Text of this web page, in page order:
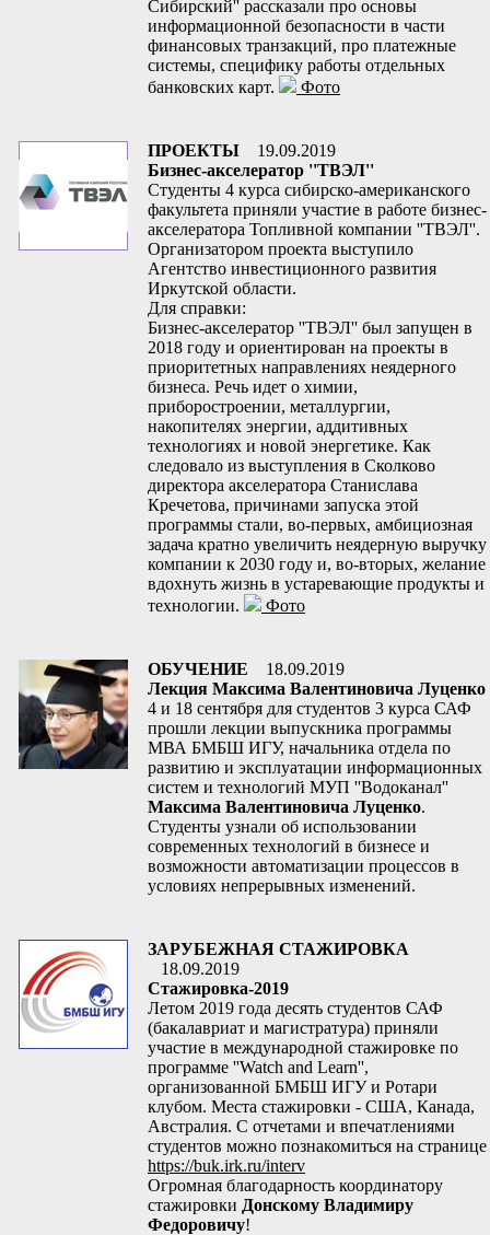
Сибирский'' рассказали про основы
информационной безопасности в части
финансовых транзакций, про платежные
системы, специфику работы отдельных
банковских карт.
Фото
ПРОЕКТЫ
19.09.2019
Бизнес-акселератор ''ТВЭЛ''
Студенты 4 курса сибирско-американского
факультета приняли участие в работе бизнес-
акселератора Топливной компании ''ТВЭЛ''.
Организатором проекта выступило
Агентство инвестиционного развития
Иркутской области.
Для справки:
Бизнес-акселератор ''ТВЭЛ'' был запущен в
2018 году и ориентирован на проекты в
приоритетных направлениях неядерного
бизнеса. Речь идет о химии,
приборостроении, металлургии,
накопителях энергии, аддитивных
технологиях и новой энергетике. Как
следовало из выступления в Сколково
директора акселератора Станислава
Кречетова, причинами запуска этой
программы стали, во-первых, амбициозная
задача кратно увеличить неядерную выручку
компании к 2030 году и, во-вторых, желание
вдохнуть жизнь в устаревающие продукты и
технологии.
Фото
ОБУЧЕНИЕ
18.09.2019
Лекция Максима Валентиновича Луценко
4 и 18 сентября для студентов 3 курса САФ
прошли лекции выпускника программы
МВА БМБШ ИГУ, начальника отдела по
развитию и эксплуатации информационных
систем и технологий МУП ''Водоканал''
Максима Валентиновича Луценко.
Студенты узнали об использовании
современных технологий в бизнесе и
возможности автоматизации процессов в
условиях непрерывных изменений.
ЗАРУБЕЖНАЯ СТАЖИРОВКА
18.09.2019
Стажировка-2019
Летом 2019 года десять студентов САФ
(бакалавриат и магистратура) приняли
участие в международной стажировке по
программе ''Watch and Learn'',
организованной БМБШ ИГУ и Ротари
клубом. Места стажировки - США, Канада,
Австралия. С отчетами и впечатлениями
студентов можно познакомиться на странице
https://buk.irk.ru/interv
Огромная благодарность координатору
стажировки Донскому Владимиру
Федоровичу!